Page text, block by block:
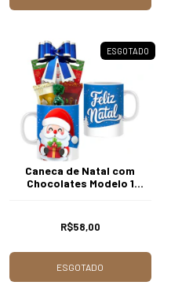
ESGOTADO
Caneca de Natal com
Chocolates Modelo 1
R$58,00
ESGOTADO